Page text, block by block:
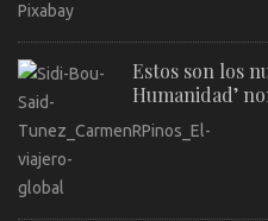
Estos son los
Humanidad’